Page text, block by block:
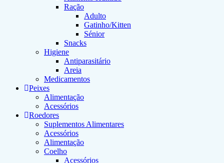
Ração
Adulto
Gatinho/Kitten
Sénior
Snacks
Higiene
Antiparasitário
Areia
Medicamentos
Peixes
Alimentação
Acessórios
Roedores
Suplementos Alimentares
Acessórios
Alimentação
Coelho
Acessórios